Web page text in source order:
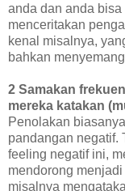
anda dan anda
menceritakan
kenal misalnya,
bahkan
2 Samakan
mereka katakan
Penolakan
pandangan negatif.
feeling negatif ini,
mendorong
misalnya